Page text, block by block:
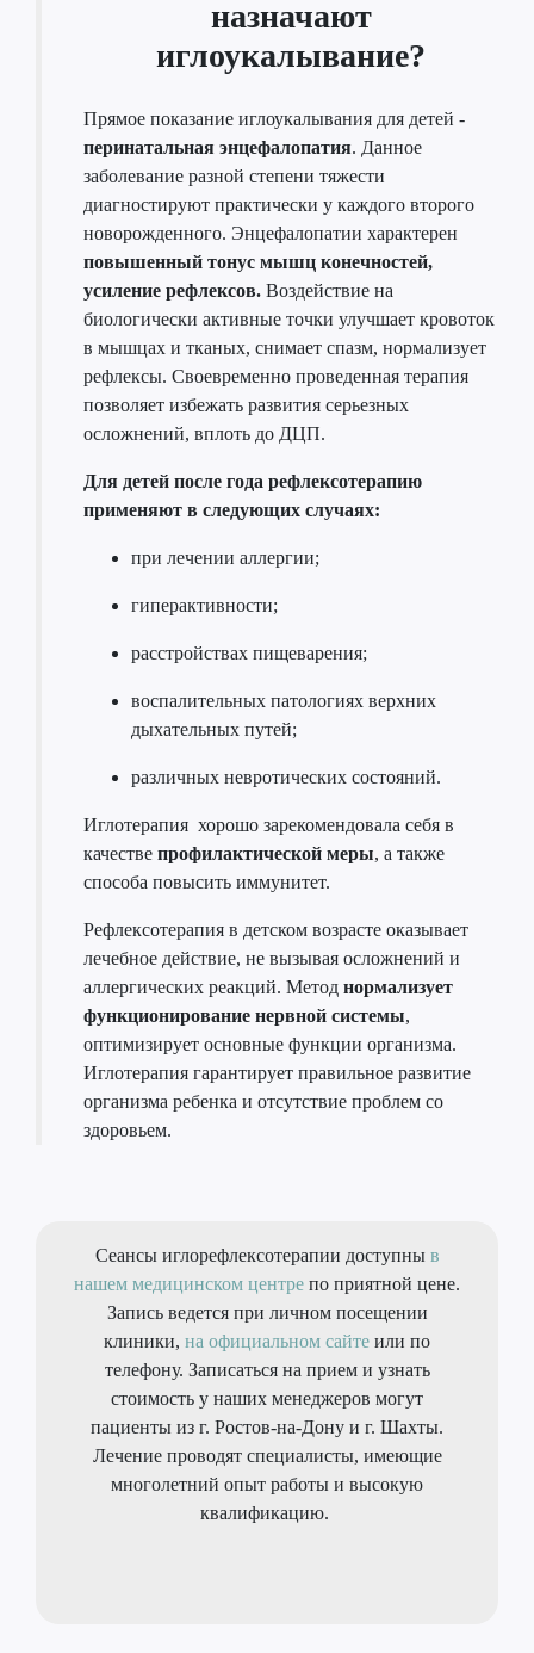
назначают
иглоукалывание?
Прямое показание иглоукалывания для детей -
перинатальная энцефалопатия. Данное
заболевание разной степени тяжести
диагностируют практически у каждого второго
новорожденного. Энцефалопатии характерен
повышенный тонус мышц конечностей,
усиление рефлексов. Воздействие на
биологически активные точки улучшает кровоток
в мышцах и тканых, снимает спазм, нормализует
рефлексы. Своевременно проведенная терапия
позволяет избежать развития серьезных
осложнений, вплоть до ДЦП.
Для детей после года рефлексотерапию
применяют в следующих случаях:
при лечении аллергии;
гиперактивности;
расстройствах пищеварения;
воспалительных патологиях верхних
дыхательных путей;
различных невротических состояний.
Иглотерапия хорошо зарекомендовала себя в
качестве профилактической меры, а также
способа повысить иммунитет.
Рефлексотерапия в детском возрасте оказывает
лечебное действие, не вызывая осложнений и
аллергических реакций. Метод нормализует
функционирование нервной системы,
оптимизирует основные функции организма.
Иглотерапия гарантирует правильное развитие
организма ребенка и отсутствие проблем со
здоровьем.
Сеансы иглорефлексотерапии доступны в
нашем медицинском центре по приятной цене.
Запись ведется при личном посещении
клиники, на официальном сайте или по
телефону. Записаться на прием и узнать
стоимость у наших менеджеров могут
пациенты из г. Ростов-на-Дону и г. Шахты.
Лечение проводят специалисты, имеющие
многолетний опыт работы и высокую
квалификацию.